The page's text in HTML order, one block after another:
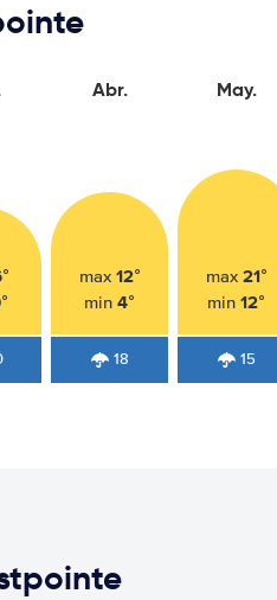
Abr.
max 12°
min4°
18
May.
max 21°
min12°
15